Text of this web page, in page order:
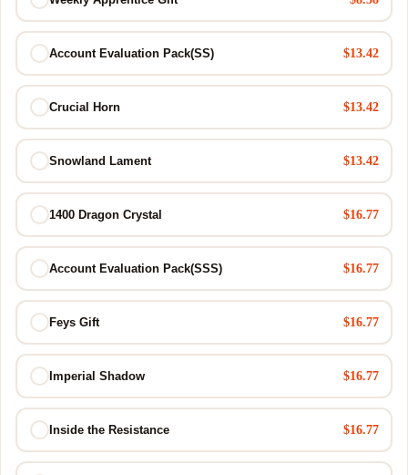
Account Evaluation Pack(SS) $13.42
Crucial Horn $13.42
Snowland Lament $13.42
1400 Dragon Crystal $16.77
Account Evaluation Pack(SSS) $16.77
Feys Gift $16.77
Imperial Shadow $16.77
Inside the Resistance $16.77